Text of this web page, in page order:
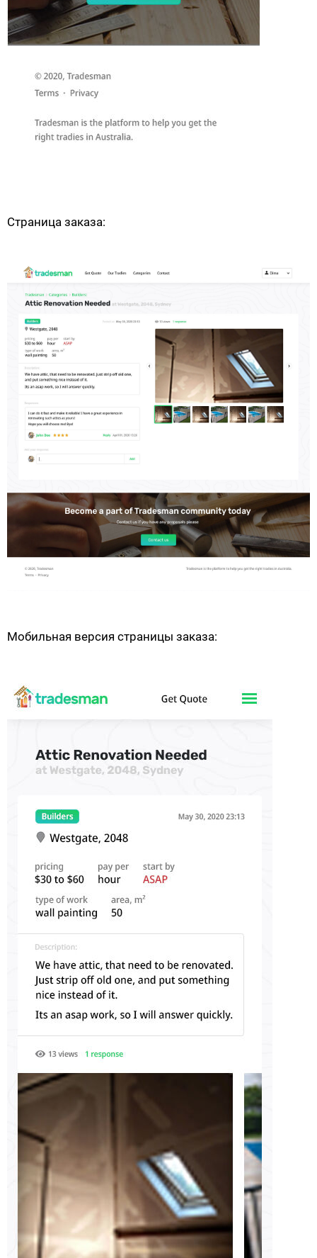
Страница заказа:
Мобильная версия страницы заказа: